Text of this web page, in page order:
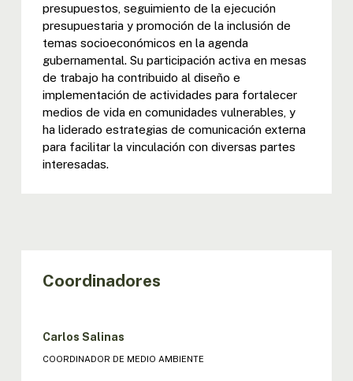
presupuestos, seguimiento de la ejecución
presupuestaria y promoción de la inclusión de
temas socioeconómicos en la agenda
gubernamental. Su participación activa en mesas
de trabajo ha contribuido al diseño e
implementación de actividades para fortalecer
medios de vida en comunidades vulnerables, y
ha liderado estrategias de comunicación externa
para facilitar la vinculación con diversas partes
interesadas.
Coordinadores
Carlos Salinas
COORDINADOR DE MEDIO AMBIENTE